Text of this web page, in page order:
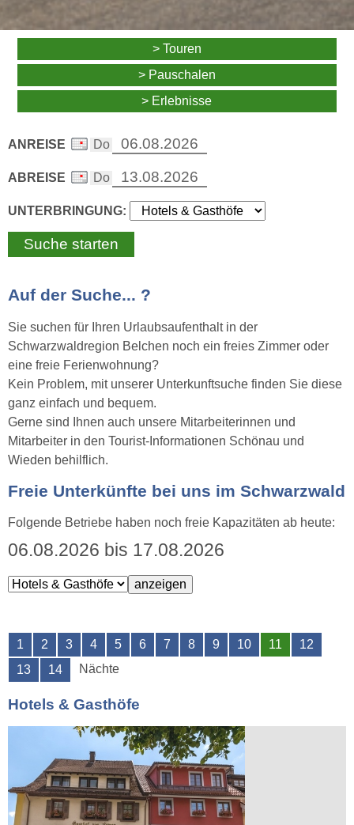
> Touren
> Pauschalen
> Erlebnisse
ANREISE
ABREISE
UNTERBRINGUNG:
Auf der Suche... ?
Sie suchen für Ihren Urlaubsaufenthalt in der
Schwarzwaldregion Belchen noch ein freies Zimmer oder
eine freie Ferienwohnung?
Kein Problem, mit unserer Unterkunftsuche finden Sie diese
ganz einfach und bequem.
Gerne sind Ihnen auch unsere Mitarbeiterinnen und
Mitarbeiter in den Tourist-Informationen Schönau und
Wieden behilflich.
Freie Unterkünfte bei uns im Schwarzwald
Folgende Betriebe haben noch freie Kapazitäten ab heute:
06.08.2026 bis 17.08.2026
1 2 3 4 5 6 7 8 9 10 11
12
13
14 Nächte
Hotels & Gasthöfe